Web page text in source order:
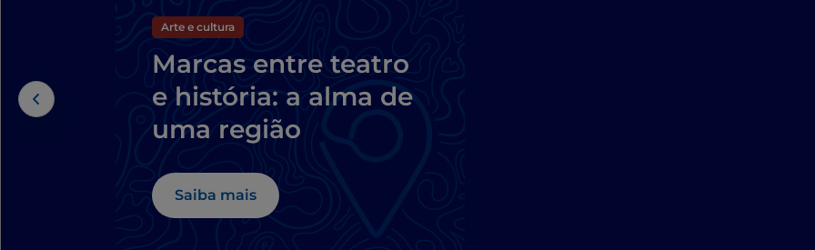
Arte e cultura
Marcas entre teatro
e história: a alma de
uma região
Saiba mais